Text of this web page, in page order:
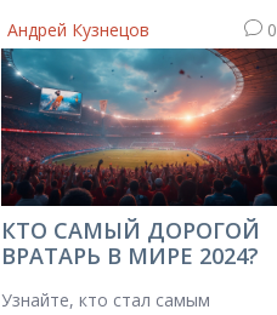
футбола. Всё изложено простым,
человеческим языком, без
скучной теории и лишних
терминов. Подходящие примеры
и советы помогут лучше понять
профессию. Даже если вы всего
лишь фанат, вы найдёте идеи для
собственного анализа любимой
Андрей Кузнецов
0
КТО САМЫЙ ДОРОГОЙ
ВРАТАРЬ В МИРЕ 2024?
Узнайте, кто стал самым